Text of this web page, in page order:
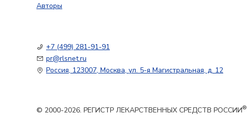
Авторы
+7 (499) 281-91-91
pr@rlsnet.ru
Россия, 123007, Москва, ул. 5-я Магистральная, д. 12
© 2000-2026. РЕГИСТР ЛЕКАРСТВЕННЫХ СРЕДСТВ РОССИИ®